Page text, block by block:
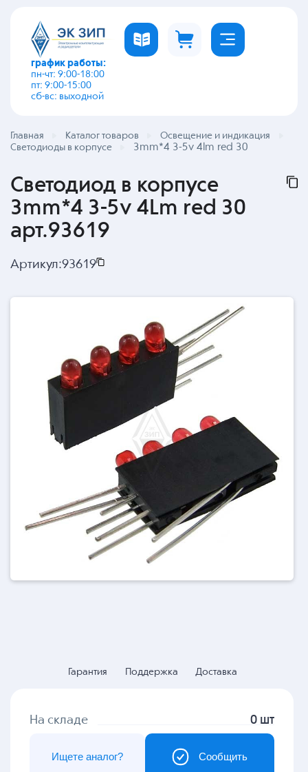
график работы:
пн-чт: 9:00-18:00
пт: 9:00-15:00
сб-вс: выходной
Главная Каталог товаров
Освещение и индикация
Светодиоды в корпусе
3mm*4 3-5v 4lm red 30
Светодиод в корпусе
3mm*4 3-5v 4Lm red 30
арт.93619
Артикул:93619
Гарантия Поддержка Доставка
На складе 0 шт
Сообщить
Ищете аналог?